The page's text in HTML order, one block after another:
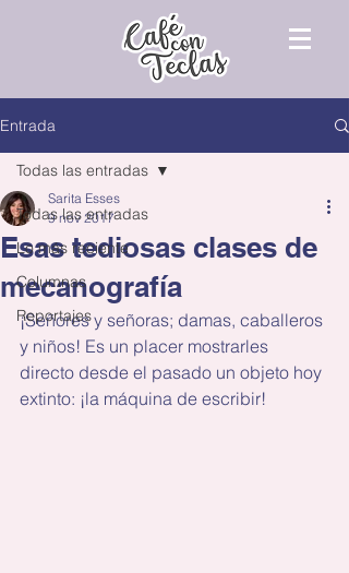
Entrada
Todas las entradas
Lo más reciente
Columnas
Reportajes
Todas las entradas
Esas tediosas clases de
mecanografía
Sarita Esses
9 nov 2017
¡Señores y señoras; damas, caballeros
y niños! Es un placer mostrarles
directo desde el pasado un objeto hoy
extinto: ¡la máquina de escribir!